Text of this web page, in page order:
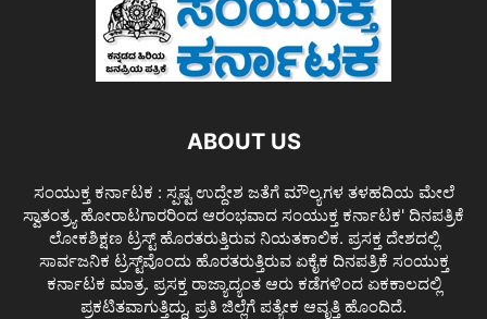
ABOUT US
ಸಂಯುಕ್ತ ಕರ್ನಾಟಕ : ಸ್ಪಷ್ಟ ಉದ್ದೇಶ ಜತೆಗೆ ಮೌಲ್ಯಗಳ ತಳಹದಿಯ ಮೇಲೆ
ಸ್ವಾತಂತ್ರ್ಯ ಹೋರಾಟಗಾರರಿಂದ ಆರಂಭವಾದ ಸಂಯುಕ್ತ ಕರ್ನಾಟಕ' ದಿನಪತ್ರಿಕೆ
ಲೋಕಶಿಕ್ಷಣ ಟ್ರಸ್ಟ್ ಹೊರತರುತ್ತಿರುವ ನಿಯತಕಾಲಿಕ. ಪ್ರಸಕ್ತ ದೇಶದಲ್ಲಿ
ಸಾರ್ವಜನಿಕ ಟ್ರಸ್ಟ್‌ವೊಂದು ಹೊರತರುತ್ತಿರುವ ಏಕೈಕ ದಿನಪತ್ರಿಕೆ ಸಂಯುಕ್ತ
ಕರ್ನಾಟಕ ಮಾತ್ರ. ಪ್ರಸಕ್ತ ರಾಜ್ಯಾದ್ಯಂತ ಆರು ಕಡೆಗಳಿಂದ ಏಕಕಾಲದಲ್ಲಿ
ಪ್ರಕಟಿತವಾಗುತ್ತಿದ್ದು, ಪ್ರತಿ ಜಿಲ್ಲೆಗೆ ಪತ್ಯೇಕ ಆವೃತ್ತಿ ಹೊಂದಿದೆ.